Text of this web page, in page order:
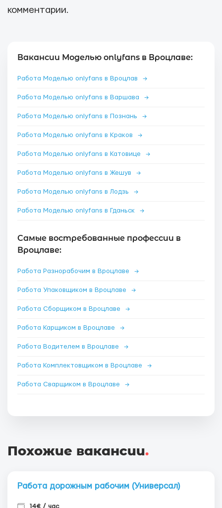
комментарии.
Вакансии Моделью onlyfans в Вроцлаве:
Работа Моделью onlyfans в Вроцлав →
Работа Моделью onlyfans в Варшава →
Работа Моделью onlyfans в Познань →
Работа Моделью onlyfans в Краков →
Работа Моделью onlyfans в Катовице →
Работа Моделью onlyfans в Жешув →
Работа Моделью onlyfans в Лодзь →
Работа Моделью onlyfans в Гданьск →
Самые востребованные профессии в
Вроцлаве:
Работа Разнорабочим в Вроцлаве →
Работа Упаковщиком в Вроцлаве →
Работа Сборщиком в Вроцлаве →
Работа Карщиком в Вроцлаве →
Работа Водителем в Вроцлаве →
Работа Комплектовщиком в Вроцлаве →
Работа Сварщиком в Вроцлаве →
Похожие вакансии.
Работа дорожным рабочим (Универсал)
14€ / час